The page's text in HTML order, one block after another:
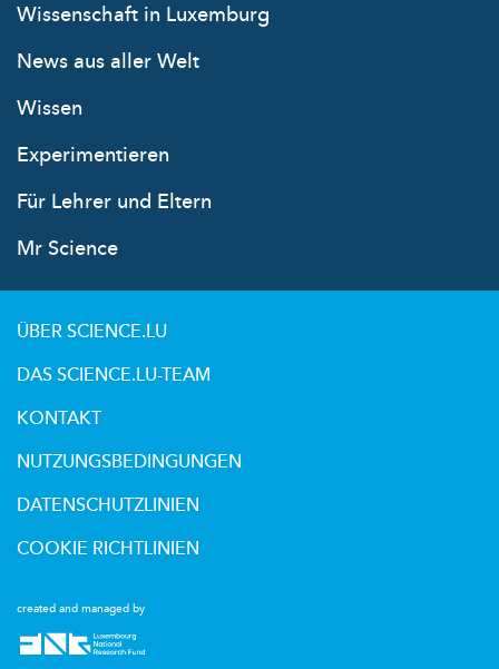
Wissenschaft in Luxemburg
News aus aller Welt
Wissen
Experimentieren
Für Lehrer und Eltern
Mr Science
created and managed by
ÜBER SCIENCE.LU
DAS SCIENCE.LU-TEAM
KONTAKT
NUTZUNGSBEDINGUNGEN
DATENSCHUTZLINIEN
COOKIE RICHTLINIEN